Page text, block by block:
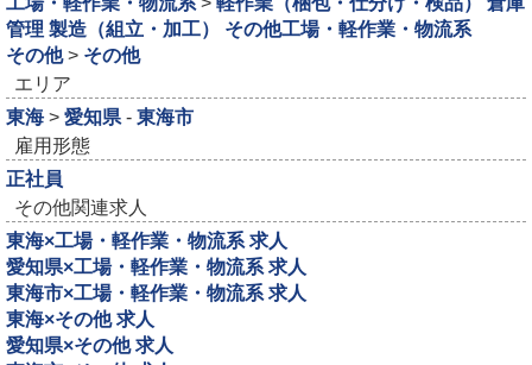
管理 製造（組立・加工）
その他工場・軽作業・物流系
その他> その他
エリア
東海 > 愛知県 - 東海市
雇用形態
正社員
その他関連求人
東海×工場・軽作業・物流系 求人
愛知県×工場・軽作業・物流系 求人
東海市×工場・軽作業・物流系 求人
東海×その他 求人
愛知県×その他 求人